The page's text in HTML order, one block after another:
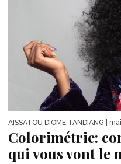
AISSATOU DIOME TANDIANG |
Colorimétrie:
qui vous vont le